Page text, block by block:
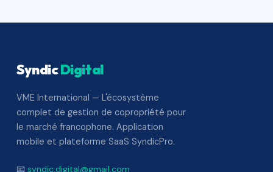
SyndicDigital
VME International — L'écosystème
complet de gestion de copropriété pour
le marché francophone. Application
mobile et plateforme SaaS SyndicPro.
📧 syndic.digital@gmail.com